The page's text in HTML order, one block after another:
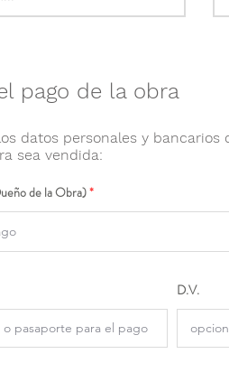
pago de la obra
datos personales y
sea vendida:
de la Obra)
D.V.